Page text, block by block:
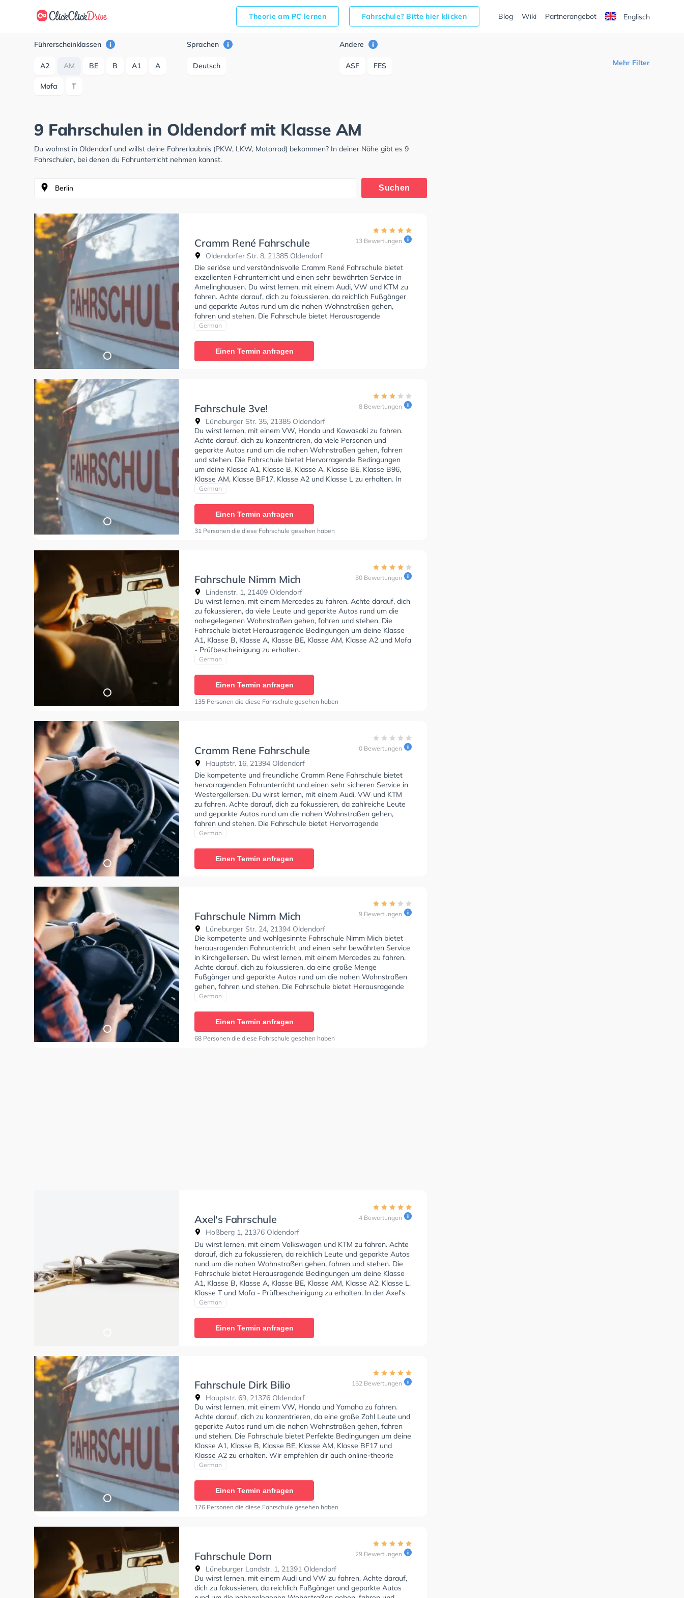
Theorie am PC lernen Fahrschule? Bitte hier klicken Blog Wiki Partnerangebot Englisch
Führerscheinklassen
A2 AM BE B A1 A
Mofa T
Sprachen
Deutsch
Andere
ASF FES Mehr Filter
9 Fahrschulen in Oldendorf mit Klasse AM
Du wohnst in Oldendorf und willst deine Fahrerlaubnis (PKW, LKW, Motorrad) bekommen? In deiner Nähe gibt es 9
Fahrschulen, bei denen du Fahrunterricht nehmen kannst.
Suchen
Cramm René Fahrschule
Oldendorfer Str. 8, 21385 Oldendorf
13 Bewertungen
Die seriöse und verständnisvolle Cramm René Fahrschule bietet
exzellenten Fahrunterricht und einen sehr bewährten Service in
Amelinghausen. Du wirst lernen, mit einem Audi, VW und KTM zu
fahren. Achte darauf, dich zu fokussieren, da reichlich Fußgänger
und geparkte Autos rund um die nahen Wohnstraßen gehen,
fahren und stehen. Die Fahrschule bietet Herausragende
Bedingungen um deine Klasse A1, Klasse B, Klasse A, Klasse BE,
erhalten.
German
Einen Termin anfragen
Fahrschule 3ve!
Lüneburger Str. 35, 21385 Oldendorf
8 Bewertungen
Du wirst lernen, mit einem VW, Honda und Kawasaki zu fahren.
Achte darauf, dich zu konzentrieren, da viele Personen und
geparkte Autos rund um die nahen Wohnstraßen gehen, fahren
und stehen. Die Fahrschule bietet Hervorragende Bedingungen
um deine Klasse A1, Klasse B, Klasse A, Klasse BE, Klasse B96,
Klasse AM, Klasse BF17, Klasse A2 und Klasse L zu erhalten. In
der Fahrschule 3ve! Sie können einen Termin online anfragen.
German
Einen Termin anfragen
31 Personen die diese Fahrschule gesehen haben
Fahrschule Nimm Mich
Lindenstr. 1, 21409 Oldendorf
30 Bewertungen
Du wirst lernen, mit einem Mercedes zu fahren. Achte darauf, dich
zu fokussieren, da viele Leute und geparkte Autos rund um die
nahegelegenen Wohnstraßen gehen, fahren und stehen. Die
Fahrschule bietet Herausragende Bedingungen um deine Klasse
A1, Klasse B, Klasse A, Klasse BE, Klasse AM, Klasse A2 und Mofa
- Prüfbescheinigung zu erhalten.
German
Einen Termin anfragen
135 Personen die diese Fahrschule gesehen haben
Cramm Rene Fahrschule
Hauptstr. 16, 21394 Oldendorf
0 Bewertungen
Die kompetente und freundliche Cramm Rene Fahrschule bietet
hervorragenden Fahrunterricht und einen sehr sicheren Service in
Westergellersen. Du wirst lernen, mit einem Audi, VW und KTM
zu fahren. Achte darauf, dich zu fokussieren, da zahlreiche Leute
und geparkte Autos rund um die nahen Wohnstraßen gehen,
fahren und stehen. Die Fahrschule bietet Hervorragende
Bedingungen um deine Klasse A1, Klasse B, Klasse A, Klasse BE,
Rene Fahrschule Sie können einen Termin online anfragen.
German
Einen Termin anfragen
Fahrschule Nimm Mich
Lüneburger Str. 24, 21394 Oldendorf
9 Bewertungen
Die kompetente und wohlgesinnte Fahrschule Nimm Mich bietet
herausragenden Fahrunterricht und einen sehr bewährten Service
in Kirchgellersen. Du wirst lernen, mit einem Mercedes zu fahren.
Achte darauf, dich zu fokussieren, da eine große Menge
Fußgänger und geparkte Autos rund um die nahen Wohnstraßen
gehen, fahren und stehen. Die Fahrschule bietet Herausragende
Bedingungen um deine Klasse A1, Klasse B, Klasse A, Klasse BE,
In der Fahrschule Nimm Mich Sie können einen Termin online
anfragen.
German
Einen Termin anfragen
68 Personen die diese Fahrschule gesehen haben
Axel's Fahrschule
Hoßberg 1, 21376 Oldendorf
4 Bewertungen
Du wirst lernen, mit einem Volkswagen und KTM zu fahren. Achte
darauf, dich zu fokussieren, da reichlich Leute und geparkte Autos
rund um die nahen Wohnstraßen gehen, fahren und stehen. Die
Fahrschule bietet Herausragende Bedingungen um deine Klasse
A1, Klasse B, Klasse A, Klasse BE, Klasse AM, Klasse A2, Klasse L,
Klasse T und Mofa - Prüfbescheinigung zu erhalten. In der Axel's
Fahrschule Sie können einen Termin online anfragen. Letzte
schnell und günstig bekommen. Schade, dass es nur noch eine
Filiale in Salzhausen gibt."
German
Einen Termin anfragen
Fahrschule Dirk Bilio
Hauptstr. 69, 21376 Oldendorf
152 Bewertungen
Du wirst lernen, mit einem VW, Honda und Yamaha zu fahren.
Achte darauf, dich zu konzentrieren, da eine große Zahl Leute und
geparkte Autos rund um die nahen Wohnstraßen gehen, fahren
und stehen. Die Fahrschule bietet Perfekte Bedingungen um deine
Klasse A1, Klasse B, Klasse BE, Klasse AM, Klasse BF17 und
Klasse A2 zu erhalten. Wir empfehlen dir auch online-theorie
tests am PC zu absolvieren, um dich gut auf die theoretische
Fahrerlaubnis bei der Fahrschule gemacht und bin begeistert. Die
Terminvergabe war unglaublich schnell, sodass ich ohne lange
Wartezeiten mit den Fahrstunden beginnen konnte. Die
Fahrschule ist wirklich einzigartig und bietet eine hervorragende
lernen. Ich kann die Fahrschule nur wärmstens empfehlen!"
German
Einen Termin anfragen
176 Personen die diese Fahrschule gesehen haben
Fahrschule Dorn
Lüneburger Landstr. 1, 21391 Oldendorf
29 Bewertungen
Du wirst lernen, mit einem Audi und VW zu fahren. Achte darauf,
dich zu fokussieren, da reichlich Fußgänger und geparkte Autos